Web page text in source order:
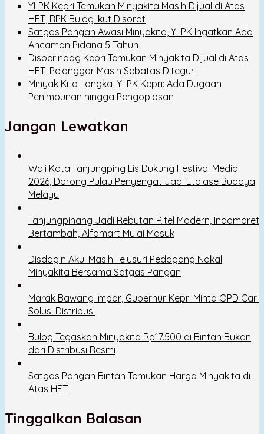
YLPK Kepri Temukan Minyakita Masih Dijual di Atas
HET, RPK Bulog Ikut Disorot
Satgas Pangan Awasi Minyakita, YLPK Ingatkan Ada
Ancaman Pidana 5 Tahun
Disperindag Kepri Temukan Minyakita Dijual di Atas
HET, Pelanggar Masih Sebatas Ditegur
Minyak Kita Langka, YLPK Kepri: Ada Dugaan
Penimbunan hingga Pengoplosan
Jangan Lewatkan
Wali Kota Tanjungping Lis Dukung Festival Media
2026, Dorong Pulau Penyengat Jadi Etalase Budaya
Melayu
Tanjungpinang Jadi Rebutan Ritel Modern, Indomaret
Bertambah, Alfamart Mulai Masuk
Disdagin Akui Masih Telusuri Pedagang Nakal
Minyakita Bersama Satgas Pangan
Marak Bawang Impor, Gubernur Kepri Minta OPD Cari
Solusi Distribusi
Bulog Tegaskan Minyakita Rp17.500 di Bintan Bukan
dari Distribusi Resmi
Satgas Pangan Bintan Temukan Harga Minyakita di
Atas HET
Tinggalkan Balasan